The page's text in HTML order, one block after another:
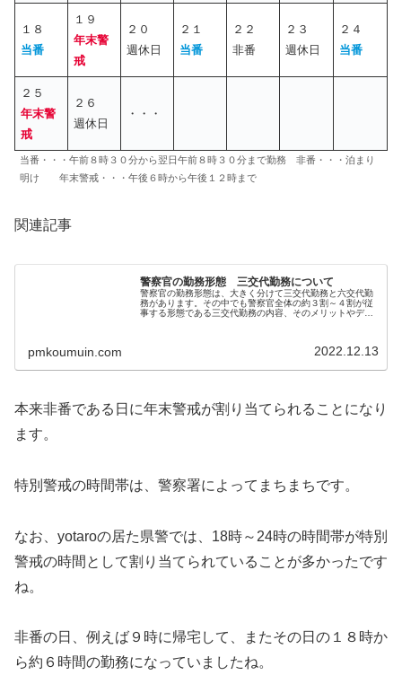
１８
当番
１９
年末警
戒
２０
週休日
２１
当番
２２
非番
２３
週休日
２４
当番
２５
年末警
戒
２６
週休日
・・・
当番・・・午前８時３０分から翌日午前８時３０分まで勤務 非番・・・泊まり
明け 年末警戒・・・午後６時から午後１２時まで
関連記事
警察官の勤務形態 三交代勤務について
警察官の勤務形態は、大きく分けて三交代勤務と六交代勤
務があります。その中でも警察官全体の約３割～４割が従
事する形態である三交代勤務の内容、そのメリットやデメ
pmkoumuin.com 2022.12.13
本来非番である日に年末警戒が割り当てられることになり
ます。
特別警戒の時間帯は、警察署によってまちまちです。
なお、yotaroの居た県警では、18時～24時の時間帯が特別
警戒の時間として割り当てられていることが多かったです
ね。
非番の日、例えば９時に帰宅して、またその日の１８時か
ら約６時間の勤務になっていましたね。